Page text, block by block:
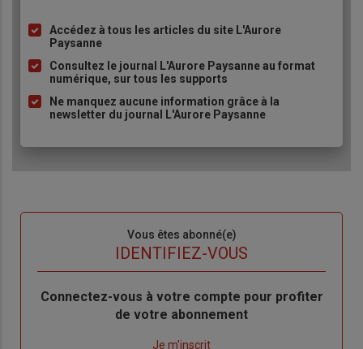
Liste
puce
Accédez à tous les articles du site L'Aurore
Paysanne
Consultez le journal L'Aurore Paysanne au format
numérique, sur tous les supports
Ne manquez aucune information grâce à la
newsletter du journal L'Aurore Paysanne
Vous êtes abonné(e)
IDENTIFIEZ-VOUS
Body
Connectez-vous à votre compte pour profiter
de votre abonnement
Je m'inscrit